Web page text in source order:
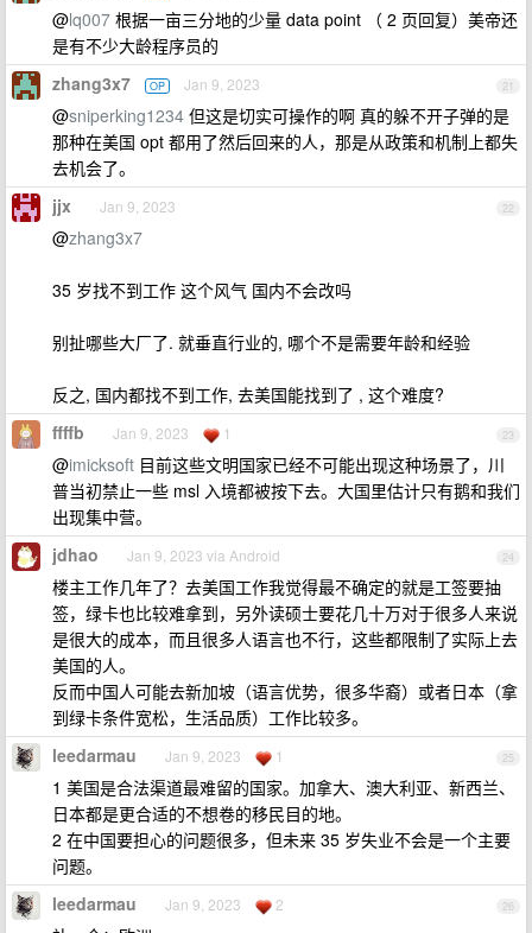
@lq007 根据一亩三分地的少量 data point （ 2 页回复）美帝还
是有不少大龄程序员的
21
zhang3x7 OP Jan 9, 2023
@sniperking1234 但这是切实可操作的啊 真的躲不开子弹的是
那种在美国 opt 都用了然后回来的人，那是从政策和机制上都失
去机会了。
22
jjx Jan 9, 2023
@zhang3x7
35 岁找不到工作 这个风气 国内不会改吗
别扯哪些大厂了. 就垂直行业的, 哪个不是需要年龄和经验
反之, 国内都找不到工作, 去美国能找到了 , 这个难度?
23
ffffb Jan 9, 2023 1
@imicksoft 目前这些文明国家已经不可能出现这种场景了，川
普当初禁止一些 msl 入境都被按下去。大国里估计只有鹅和我们
出现集中营。
24
jdhao Jan 9, 2023 via Android
楼主工作几年了？去美国工作我觉得最不确定的就是工签要抽
签，绿卡也比较难拿到，另外读硕士要花几十万对于很多人来说
是很大的成本，而且很多人语言也不行，这些都限制了实际上去
美国的人。
反而中国人可能去新加坡（语言优势，很多华裔）或者日本（拿
到绿卡条件宽松，生活品质）工作比较多。
25
leedarmau Jan 9, 2023 1
1 美国是合法渠道最难留的国家。加拿大、澳大利亚、新西兰、
日本都是更合适的不想卷的移民目的地。
2 在中国要担心的问题很多，但未来 35 岁失业不会是一个主要
问题。
26
leedarmau Jan 9, 2023 2